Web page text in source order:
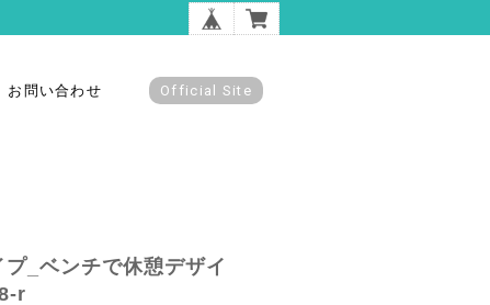
お問い合わせ Official Site
_ベンチで休憩デザイ
r